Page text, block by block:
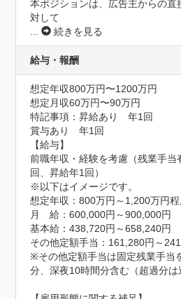
本ポジションは、広告主からの直
対して
...
続きを見る
給与・報酬
想定年収800万円〜1200万円
想定月収60万円〜90万円
特記事項：昇給あり　年1回
賞与あり　年1回
【給与】
前職年収・経験を考慮（残業手当
回、昇給年1回）
※以下はイメージです。
想定年収：800万円～1,200万円
月　給：600,000円～900,000円
基本給：438,720円～658,240円
その他定額手当：161,280円～
※その他定額手当は固定残業手当
分、深夜10時間分含む（超過分は